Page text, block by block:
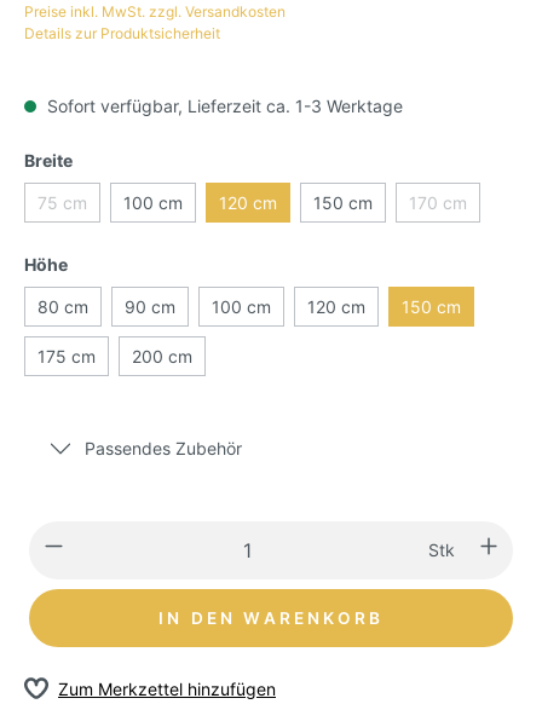
Preise inkl. MwSt. zzgl. Versandkosten
Details zur Produktsicherheit
Sofort verfügbar, Lieferzeit ca. 1-3 Werktage
Breite
75 cm 100 cm 120 cm 150 cm 170 cm
Höhe
80 cm 90 cm 100 cm 120 cm 150 cm
175 cm 200 cm
Passendes Zubehör
Stk
IN DEN WARENKORB
Zum Merkzettel hinzufügen